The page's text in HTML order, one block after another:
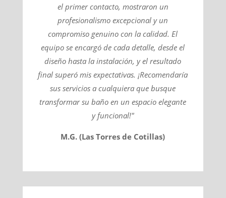
el primer contacto, mostraron un
profesionalismo excepcional y un
compromiso genuino con la calidad. El
equipo se encargó de cada detalle, desde el
diseño hasta la instalación, y el resultado
final superó mis expectativas. ¡Recomendaría
sus servicios a cualquiera que busque
transformar su baño en un espacio elegante
y funcional!"
M.G. (Las Torres de Cotillas)